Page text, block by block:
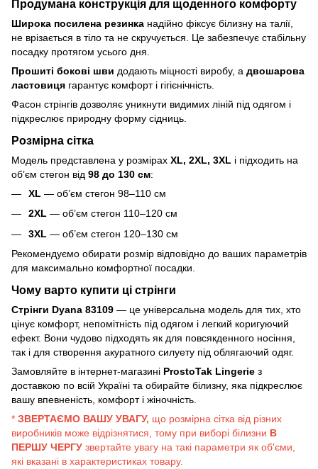
Продумана конструкція для щоденного комфорту
Широка посилена резинка надійно фіксує білизну на талії,
не врізається в тіло та не скручується. Це забезпечує стабільну
посадку протягом усього дня.
Прошиті бокові шви додають міцності виробу, а двошарова
ластовиця гарантує комфорт і гігієнічність.
Фасон стрінгів дозволяє уникнути видимих ліній під одягом і
підкреслює природну форму сідниць.
Розмірна сітка
Модель представлена у розмірах XL, 2XL, 3XL і підходить на
об’єм стегон від 98 до 130 см:
XL — об’єм стегон 98–110 см
2XL — об’єм стегон 110–120 см
3XL — об’єм стегон 120–130 см
Рекомендуємо обирати розмір відповідно до ваших параметрів
для максимально комфортної посадки.
Чому варто купити ці стрінги
Стрінги Dyana 83109 — це універсальна модель для тих, хто
цінує комфорт, непомітність під одягом і легкий коригуючий
ефект. Вони чудово підходять як для повсякденного носіння,
так і для створення акуратного силуету під облягаючий одяг.
Замовляйте в інтернет-магазині ProstoTak Lingerie з
доставкою по всій Україні та обирайте білизну, яка підкреслює
вашу впевненість, комфорт і жіночність.
* ЗВЕРТАЄМО ВАШУ УВАГУ, що розмірна сітка від різних
виробників може відрізнятися, тому при виборі білизни В
ПЕРШУ ЧЕРГУ звертайте увагу на такі параметри як об'єми,
які вказані в характеристиках товару.